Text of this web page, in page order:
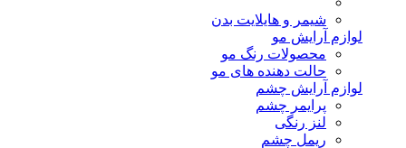
شیمر و هایلایت بدن
لوازم آرایش مو
محصولات رنگ مو
حالت دهنده های مو
لوازم آرایش چشم
پرایمر چشم
لنز رنگی
ریمل چشم